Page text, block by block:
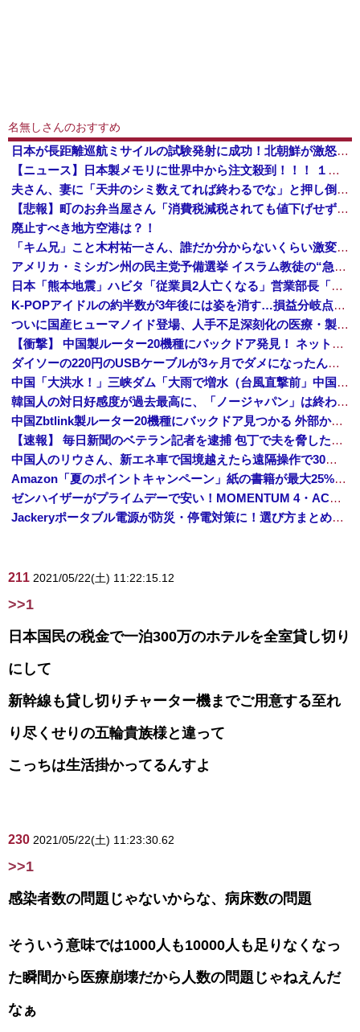
名無しさんのおすすめ
日本が長距離巡航ミサイルの試験発射に成功！北朝鮮が激怒「日本が戦争国家になろうとしている」「絶対に傍観しない、必ず後悔させる」
【ニュース】日本製メモリに世界中から注文殺到！！！ １兆５０００億円で工場増築へ
夫さん、妻に「天井のシミ数えてれば終わるでな」と押し倒されて性行為 → 凄いことになるｗｗｗｗｗ
【悲報】町のお弁当屋さん「消費税減税されても値下げせず全て利益にする！」と宣言しネットで物議 → ｗｗｗｗｗｗｗｗｗｗｗｗｗｗ
廃止すべき地方空港は？！
「キム兄」こと木村祐一さん、誰だか分からないくらい激変してしまう・・・
アメリカ・ミシガン州の民主党予備選挙 イスラム教徒の“急進左派”候補が勝利確実に⋯トランプ氏は批判
日本「熊本地震」ハビタ「従業員2人亡くなる」営業部長「イオンのスタッフに制止されなかった」日本「部長が連絡後の店員行動を証言（謎」イオン「再入館可能の事実ない」→
K-POPアイドルの約半数が3年後には姿を消す…損益分岐点突破は4％未満
ついに国産ヒューマノイド登場、人手不足深刻化の医療・製造現場などでの活用想定！
【衝撃】 中国製ルーター20機種にバックドア発見！ ネットに繋ぐだけで35秒ごとに中国のサーバーと通信
ダイソーの220円のUSBケーブルが3ヶ月でダメになったんやが
中国「大洪水！」三峡ダム「大雨で増水（台風直撃前」中国ダム「緊急放流！」中国鉄道「列車が走行中に流される」中国避難所「支援物資は有料です」謎の勢力「え」→
韓国人の対日好感度が過去最高に、「ノージャパン」は終わった？＝ネット「中国より100倍いい」
中国Zbtlink製ルーター20機種にバックドア見つかる 外部から完全制御のおそれ
【速報】 毎日新聞のベテラン記者を逮捕 包丁で夫を脅した容疑
中国人のリウさん、新エネ車で国境越えたら遠隔操作で30時間ロックされる！
Amazon「夏のポイントキャンペーン」紙の書籍が最大25%ポイント還元 対象と条件を整理（2026年7月）
ゼンハイザーがプライムデーで安い！MOMENTUM 4・ACCENTUMなど対象モデルまとめ！
Jackeryポータブル電源が防災・停電対策に！選び方まとめ【プライムデー最終日】
211 2021/05/22(土) 11:22:15.12
>>1
日本国民の税金で一泊300万のホテルを全室貸し切り
にして
新幹線も貸し切りチャーター機までご用意する至れ
り尽くせりの五輪貴族様と違って
こっちは生活掛かってるんすよ
230 2021/05/22(土) 11:23:30.62
>>1
感染者数の問題じゃないからな、病床数の問題
そういう意味では1000人も10000人も足りなくなっ
た瞬間から医療崩壊だから人数の問題じゃねえんだ
なぁ